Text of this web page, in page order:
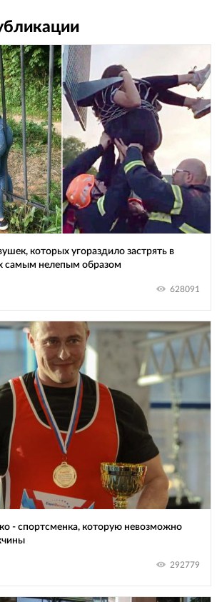
которых угораздило застрять в
самым нелепым образом
628091
- спортсменка, которую невозможно
292779